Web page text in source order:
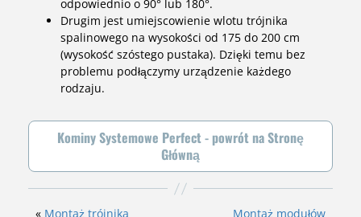
odpowiednio o 90° lub 180°.
Drugim jest umiejscowienie wlotu trójnika
spalinowego na wysokości od 175 do 200 cm
(wysokość szóstego pustaka). Dzięki temu bez
problemu podłączymy urządzenie każdego
rodzaju.
Kominy Systemowe Perfect - powrót na Stronę
Główną
« Montaż trójnika
Montaż modułów